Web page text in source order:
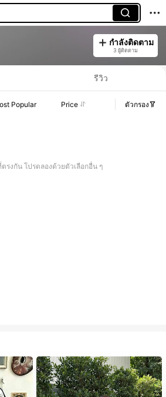
กำลังติดตาม
3 ผู้ติดตาม
รีวิว
Popular Price ตัวกรอง
รงกัน โปรดลองด้วยตัวเลือกอื่น ๆ